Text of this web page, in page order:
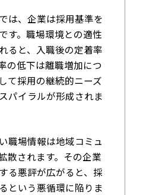
は、企業は採用基準を
す。職場環境との適性
ると、入職後の定着率
の低下は離職増加につ
て採用の継続的ニーズ
パイラルが形成されま
職場情報は地域コミュ
散されます。その企業
る悪評が広がると、採
という悪循環に陥りま